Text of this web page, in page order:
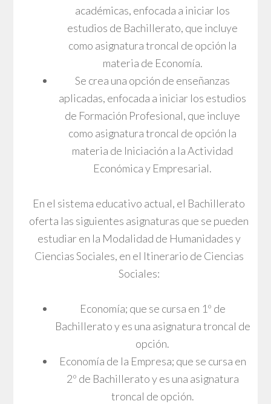
académicas, enfocada a iniciar los
estudios de Bachillerato, que incluye
como asignatura troncal de opción la
materia de Economía.
Se crea una opción de enseñanzas
aplicadas, enfocada a iniciar los estudios
de Formación Profesional, que incluye
como asignatura troncal de opción la
materia de Iniciación a la Actividad
Económica y Empresarial.
En el sistema educativo actual, el Bachillerato
oferta las siguientes asignaturas que se pueden
estudiar en la Modalidad de Humanidades y
Ciencias Sociales, en el Itinerario de Ciencias
Sociales:
Economía; que se cursa en 1º de
Bachillerato y es una asignatura troncal de
opción.
Economía de la Empresa; que se cursa en
2º de Bachillerato y es una asignatura
troncal de opción.